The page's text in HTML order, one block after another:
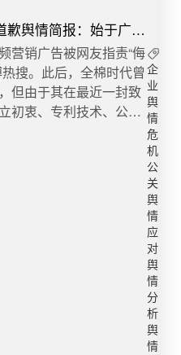
歉舆情简报：始于广
告？
营销广告被网友指责“侮
搜。此后，全棉时代曾
但由于其在最近一封致
初衷、专利技术、公益
企
业
舆
情
危
机
公
关
舆
情
应
对
舆
情
分
析
舆
情